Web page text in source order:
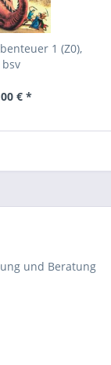
1 (Z0),
bsv
€ *
und Beratung